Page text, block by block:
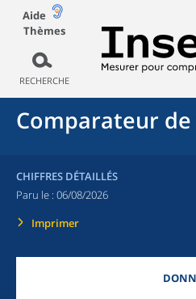
Aide
Thèmes
RECHERCHE
Comparateur
CHIFFRES DÉTAILLÉS
Paru le : 06/08/2026
Imprimer